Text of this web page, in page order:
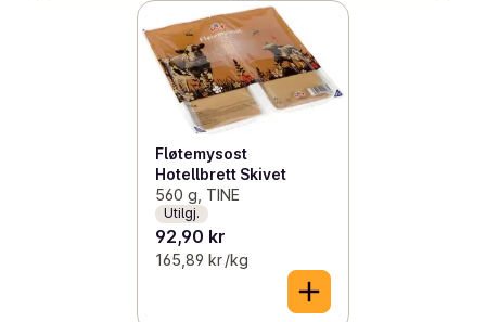
Fløtemysost
Hotellbrett Skivet
560 g, TINE
Utilgj.
92,90 kr
165,89 kr /kg